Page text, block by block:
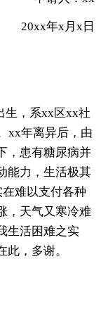
20xx年x月x日
生，系xx区xx社
xx年离异后，由
，患有糖尿病并
能力，生活极其
难以支付各种
，天气又寒冷难
生活困难之实
，多谢。